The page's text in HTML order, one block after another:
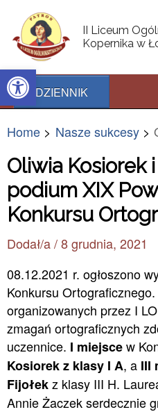
Open toolbar
content
II Liceum
Kopernika w
DZIENNIK
Home Nasze sukcesy
Oliwia Kosiorek
podium XIX
Konkursu
Dodał/a /8 grudnia, 2021
08.12.2021 r. ogłoszono
Konkursu
organizowanych przez I
zmagań ortograficznych
uczennice. I miejscew
Kosiorek z klasy I A, a III
Fijołekz klasy III H.
Annie Żaczek serdecznie
navigation